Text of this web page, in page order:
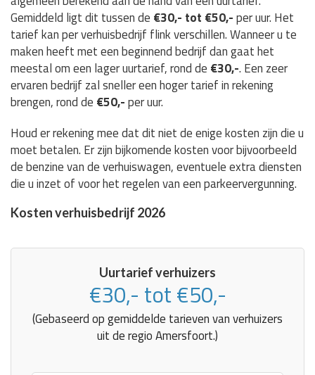
Gemiddeld ligt dit tussen de €30,- tot €50,-per uur. Het
tarief kan per verhuisbedrijf flink verschillen. Wanneer u te
maken heeft met een beginnend bedrijf dan gaat het
meestal om een lager uurtarief, rond de €30,-. Een zeer
ervaren bedrijf zal sneller een hoger tarief in rekening
brengen, rond de €50,-per uur.
Houd er rekening mee dat dit niet de enige kosten zijn die u
moet betalen. Er zijn bijkomende kosten voor bijvoorbeeld
de benzine van de verhuiswagen, eventuele extra diensten
die u inzet of voor het regelen van een parkeervergunning.
Kosten verhuisbedrijf 2026
Uurtarief verhuizers
€30,- tot €50,-
(Gebaseerd op gemiddelde tarieven van verhuizers
uit de regio Amersfoort.)